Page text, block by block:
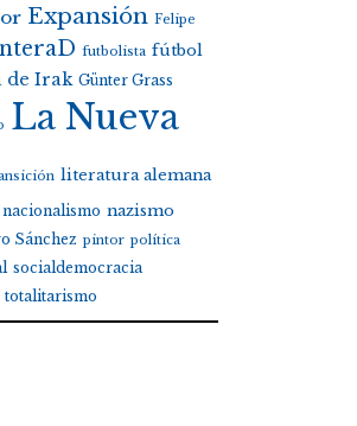
Expansión Felipe
futbolista fútbol
de Irak Günter Grass
La Nueva
literatura alemana
nacionalismo nazismo
Sánchez pintor política
socialdemocracia
totalitarismo